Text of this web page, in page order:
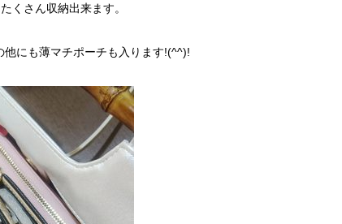
くさん収納出来ます。
にも薄マチポーチも入ります!(^^)!